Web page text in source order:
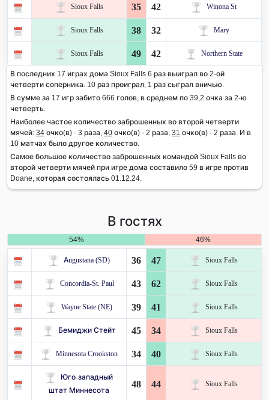
Sioux Falls 35 42 Winona St
Sioux Falls 38 32 Mary
Sioux Falls 49 42 Northern State
В последних 17 играх дома Sioux Falls 6 раз выиграл во 2-ой
четверти соперника. 10 раз проиграл, 1 раз сыграл вничью.
В сумме за 17 игр забито 666 голов, в среднем по 39,2 очка за 2-ю
четверть.
Наиболее частое количество заброшенных во второй четверти
мячей: 34 очко(в) - 3 раза, 40 очко(в) - 2 раза, 31 очко(в) - 2 раза. И в
10 матчах было другое количество.
Самое большое количество заброшенных командой Sioux Falls во
второй четверти мячей при игре дома составило 59 в игре против
Doane, которая состоялась 01.12.24.
В гостях
54% 46%
Augustana (SD) 36 47 Sioux Falls
Concordia-St. Paul 43 62 Sioux Falls
Wayne State (NE) 39 41 Sioux Falls
Бемиджи Стейт 45 34 Sioux Falls
Minnesota Crookston 34 40 Sioux Falls
Юго-западный
штат Миннесота
48 44 Sioux Falls